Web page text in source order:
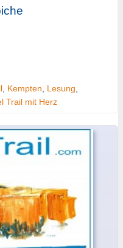
, Kempten Lesung
Trail mit Herz